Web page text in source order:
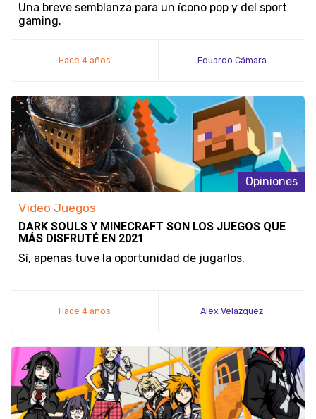
Una breve semblanza para un ícono pop y del sport
gaming.
Hace 4 años Eduardo Cámara
Opiniones
Video Juegos
DARK SOULS Y MINECRAFT SON LOS JUEGOS QUE
MÁS DISFRUTÉ EN 2021
Sí, apenas tuve la oportunidad de jugarlos.
Hace 4 años Alex Velázquez